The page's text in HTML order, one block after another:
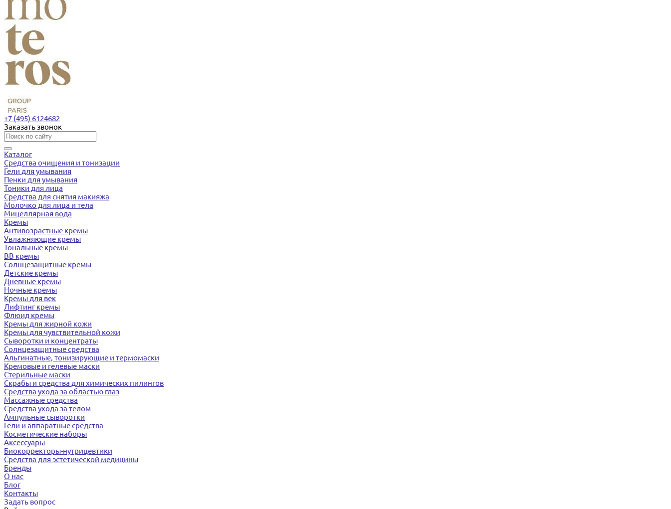
+7 (495) 6124682
Заказать звонок
Каталог
Средства очищения и тонизации
Гели для умывания
Пенки для умывания
Тоники для лица
Средства для снятия макияжа
Молочко для лица и тела
Мицеллярная вода
Кремы
Антивозрастные кремы
Увлажняющие кремы
Тональные кремы
BB кремы
Солнцезащитные кремы
Детские кремы
Дневные кремы
Ночные кремы
Кремы для век
Лифтинг кремы
Флюид кремы
Кремы для жирной кожи
Кремы для чувствительной кожи
Сыворотки и концентраты
Солнцезащитные средства
Альгинатные, тонизирующие и термомаски
Кремовые и гелевые маски
Стерильные маски
Скрабы и средства для химических пилингов
Средства ухода за областью глаз
Массажные средства
Средства ухода за телом
Ампульные сыворотки
Гели и аппаратные средства
Косметические наборы
Аксессуары
Биокорректоры-нутрицевтики
Средства для эстетической медицины
Бренды
О нас
Блог
Контакты
Задать вопрос